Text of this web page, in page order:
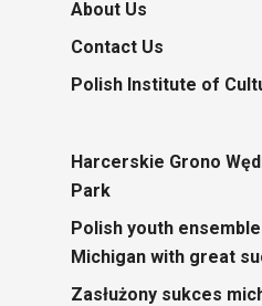
About Us
Contact Us
Polish Institute of
Harcerskie Grono
Park
Polish youth
Michigan with great
Zasłużony sukces